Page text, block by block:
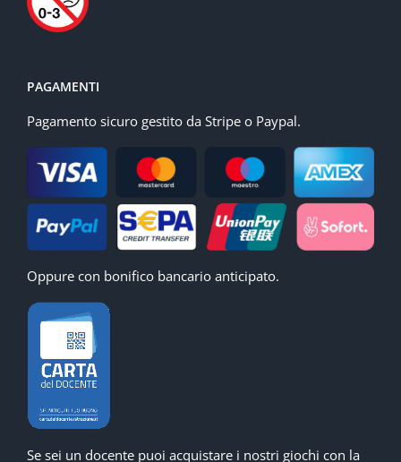
PAGAMENTI
Pagamento sicuro gestito da Stripe o Paypal.
Oppure con bonifico bancario anticipato.
Se sei un docente puoi acquistare i nostri giochi con la